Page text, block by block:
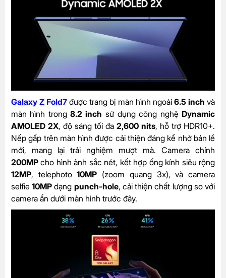
Galaxy Z Fold7 được trang bị màn hình ngoài 6.5 inch và
màn hình trong 8.2 inch sử dụng công nghệDynamic
AMOLED 2X, độ sáng tối đa 2,600 nits, hỗ trợ HDR10+.
Nếp gấp trên màn hình được cải thiện đáng kể nhờ bản lề
mới, mang lại trải nghiệm mượt mà. Camera chính
200MP cho hình ảnh sắc nét, kết hợp ống kính siêu rộng
12MP, telephoto10MP (zoom quang 3x), và camera
selfie10MP dạng punch-hole, cải thiện chất lượng so với
camera ẩn dưới màn hình trước đây.